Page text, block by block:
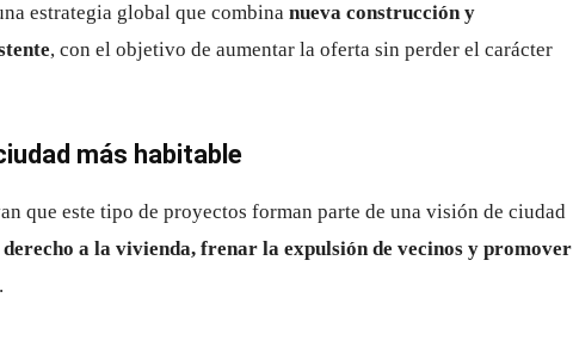
estrategia global que combina nueva construcción y
, con el objetivo de aumentar la oferta sin perder el carácter
más habitable
que este tipo de proyectos forman parte de una visión de ciudad
a la vivienda, frenar la expulsión de vecinos y promover
.